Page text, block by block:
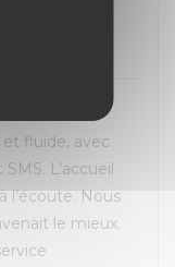
la fin. La
fluide, avec
L’accueil
l’écoute. Nous
le mieux.